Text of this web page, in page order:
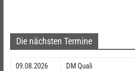
Die nächsten Termine
09.08.2026
DM Quali